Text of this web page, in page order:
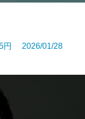
円 2026/01/28